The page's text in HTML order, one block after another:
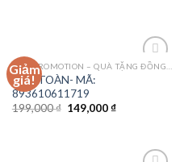
Giảm
giá!
Add to
THU TOÀN- MÃ:
893610611719
199,000₫ 149,000₫